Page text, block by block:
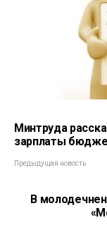
Минтруда
зарплаты
Предыдущая новость
В